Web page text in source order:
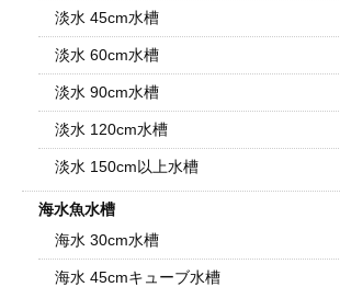
淡水 45cm水槽
淡水 60cm水槽
淡水 90cm水槽
淡水 120cm水槽
淡水 150cm以上水槽
海水魚水槽
海水 30cm水槽
海水 45cmキューブ水槽